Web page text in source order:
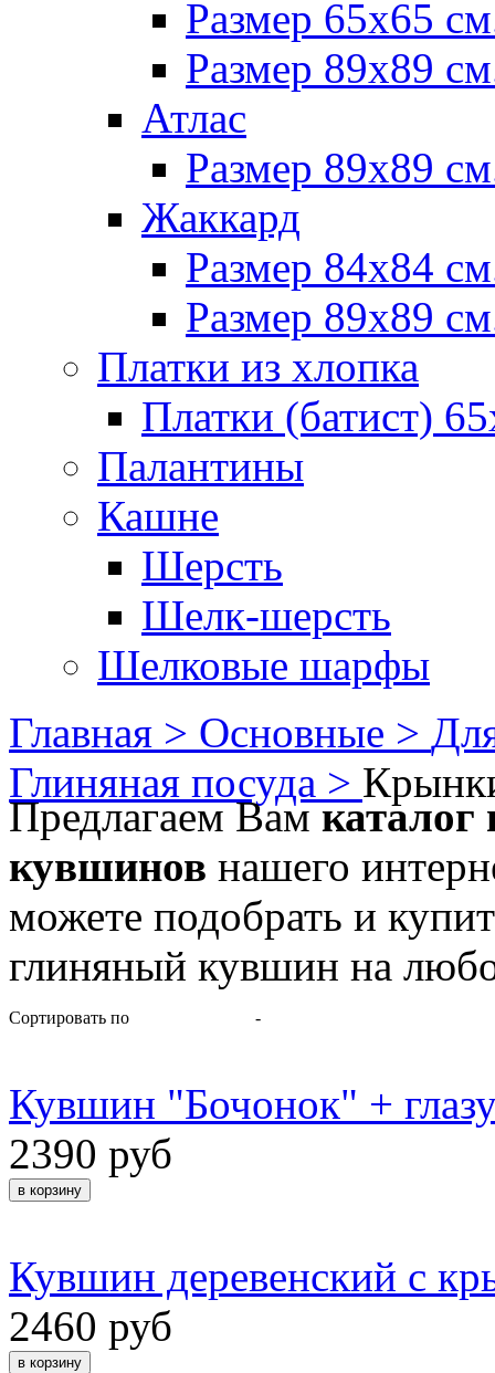
Размер 65х65
Размер 89х89
Атлас
Размер 89х89
Жаккард
Размер 84х84
Размер 89х89
Платки из хлопка
Платки (батист)
Палантины
Кашне
Шерсть
Шелк-шерсть
Шелковые шарфы
Главная > Основные >
Глиняная посуда >
Предлагаем Вам
кувшинов нашего
можете подобрать и
глиняный кувшин на
Сортировать по -
Кувшин "Бочонок" +
2390 руб
Кувшин деревенский с
2460 руб